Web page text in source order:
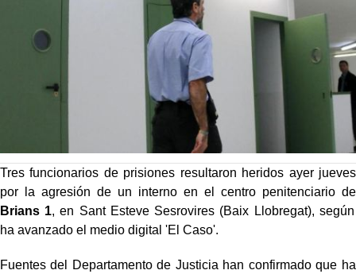
Tres funcionarios de prisiones resultaron heridos ayer jueves
por la agresión de un interno en el centro penitenciario de
Brians 1, en Sant Esteve Sesrovires (Baix Llobregat), según
ha avanzado el medio digital 'El Caso'.
Fuentes del Departamento de Justicia han confirmado que ha